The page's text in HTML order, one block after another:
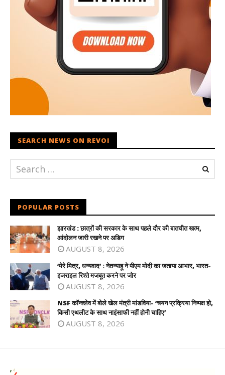
SEARCH NEWS ON REVOI
POPULAR POSTS
झारखंड : छात्रों की सरकार के साथ पहले दौर की बातचीत खत्म,
आंदोलन जारी रखने पर अडिग
AUGUST 8, 2026
‘मेरे मित्र, धन्यवाद’ : नेतन्याहू ने पीएम मोदी का जताया आभार, भारत-
इजराइल रिश्ते मजबूत करने पर जोर
AUGUST 8, 2026
NSF कॉन्क्लेव में बोले खेल मंत्री मांडविया- ‘चयन प्रक्रिया निष्पक्ष हो,
किसी एथलीट के साथ नाइंसाफी नहीं होनी चाहिए’
AUGUST 8, 2026